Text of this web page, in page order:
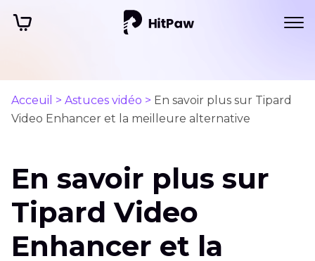
Acceuil > Astuces vidéo > En savoir plus sur Tipard
Video Enhancer et la meilleure alternative
En savoir plus sur
Tipard Video
Enhancer et la